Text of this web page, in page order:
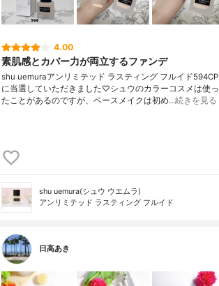
4.00
素肌感とカバー力が両立するファンデ
shu uemuraアンリミテッド ラスティング フルイド594CP
に当選していただきました♡シュウのカラーコスメは使っ
たことがあるのですが、ベースメイクは初め…続きを見る
shu uemura(シュウ ウエムラ)
アンリミテッド ラスティング フルイド
日高あき